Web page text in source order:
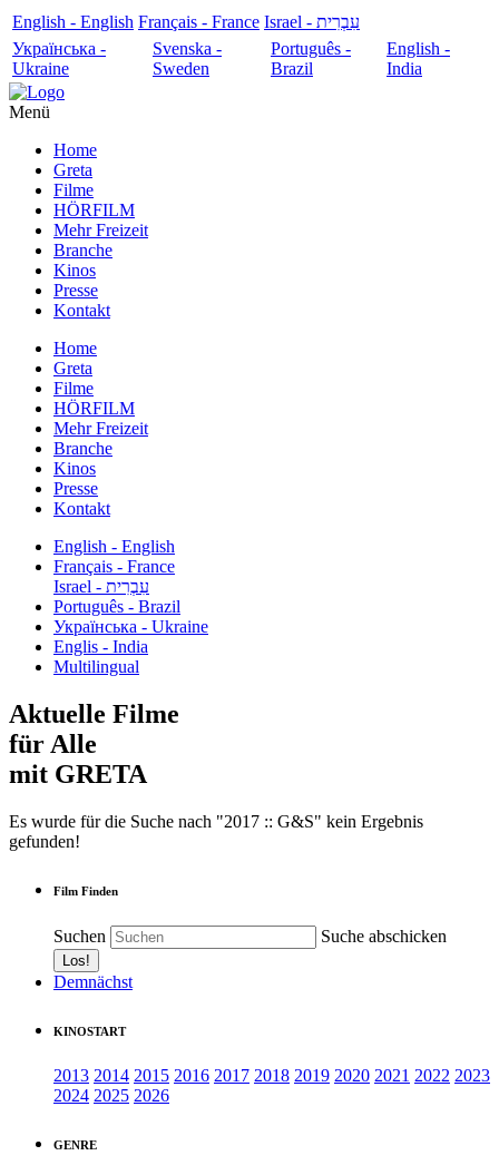
English - English Français - France
עִבְרִית - Israel
Українська -
Ukraine
Svenska -
Sweden
Português -
Brazil
English -
India
Menü
Home
Greta
Filme
HÖRFILM
Mehr Freizeit
Branche
Kinos
Presse
Kontakt
Home
Greta
Filme
HÖRFILM
Mehr Freizeit
Branche
Kinos
Presse
Kontakt
English - English
Français - France
עִבְרִית - Israel
Português - Brazil
Українська - Ukraine
Englis - India
Multilingual
Aktuelle Filme
für Alle
mit GRETA
Es wurde für die Suche nach "2017 :: G&S" kein Ergebnis
gefunden!
Film Finden
Suchen Suche abschicken
Demnächst
KINOSTART
2013 2014 2015 2016 2017 2018 2019 2020 2021 2022 2023
2024 2025 2026
GENRE